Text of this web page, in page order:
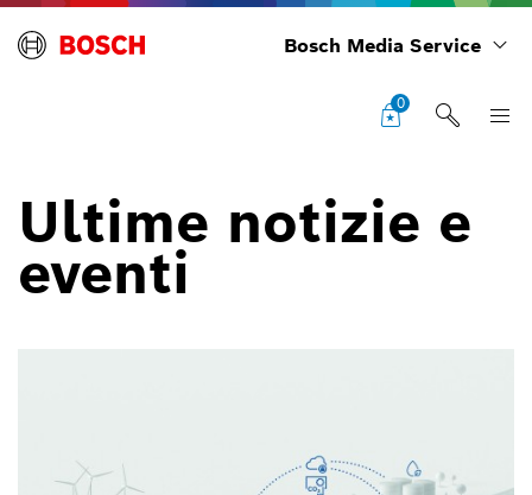
Bosch Media Service
0
Ultime notizie e
eventi